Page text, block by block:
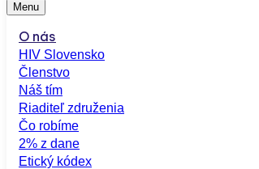
Menu
O nás
HIV Slovensko
Členstvo
Náš tím
Riaditeľ združenia
Čo robíme
2% z dane
Etický kódex